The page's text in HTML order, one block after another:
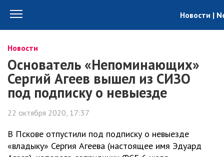
Новости |
Новости
Основатель «Непоминающих»
Сергий Агеев вышел из СИЗО
под подписку о невыезде
22 октября 2020, 17:37
В Пскове отпустили под подписку о невыезде
«владыку» Сергия Агеева (настоящее имя Эдуард